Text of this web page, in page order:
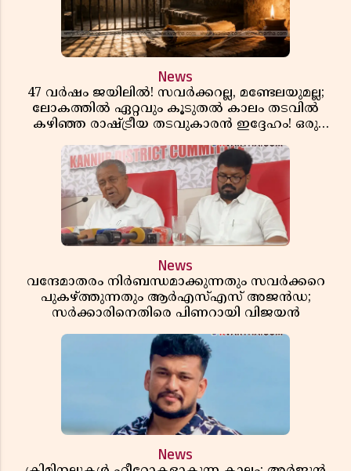
News
47 വർഷം ജയിലിൽ! സവർക്കറല്ല, മണ്ടേലയുമല്ല;
ലോകത്തിൽ ഏറ്റവും കൂടുതൽ കാലം തടവിൽ
കഴിഞ്ഞ രാഷ്ട്രീയ തടവുകാരൻ ഇദ്ദേഹം! ഒരു
News
വന്ദേമാതരം നിർബന്ധമാക്കുന്നതും സവർക്കറെ
പുകഴ്ത്തുന്നതും ആർഎസ്എസ് അജൻഡ;
സർക്കാരിനെതിരെ പിണറായി വിജയൻ
News